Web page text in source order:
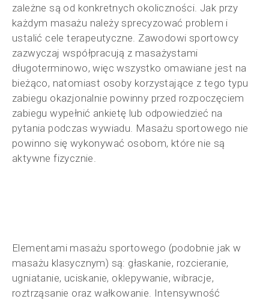
zależne są od konkretnych okoliczności. Jak przy
każdym masażu należy sprecyzować problem i
ustalić cele terapeutyczne. Zawodowi sportowcy
zazwyczaj współpracują z masażystami
długoterminowo, więc wszystko omawiane jest na
bieżąco, natomiast osoby korzystające z tego typu
zabiegu okazjonalnie powinny przed rozpoczęciem
zabiegu wypełnić ankietę lub odpowiedzieć na
pytania podczas wywiadu. Masażu sportowego nie
powinno się wykonywać osobom, które nie są
aktywne fizycznie.
Elementami masażu sportowego (podobnie jak w
masażu klasycznym) są: głaskanie, rozcieranie,
ugniatanie, uciskanie, oklepywanie, wibracje,
roztrząsanie oraz wałkowanie. Intensywność